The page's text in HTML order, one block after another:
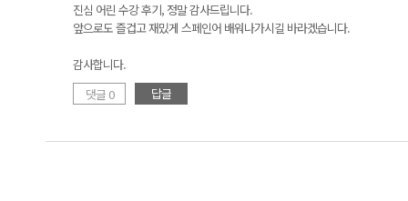
진심 어린 수강 후기, 정말 감사드립니다.
앞으로도 즐겁고 재밌게 스페인어 배워나가시길 바라겠습니다.
감사합니다.
댓글 0
답글